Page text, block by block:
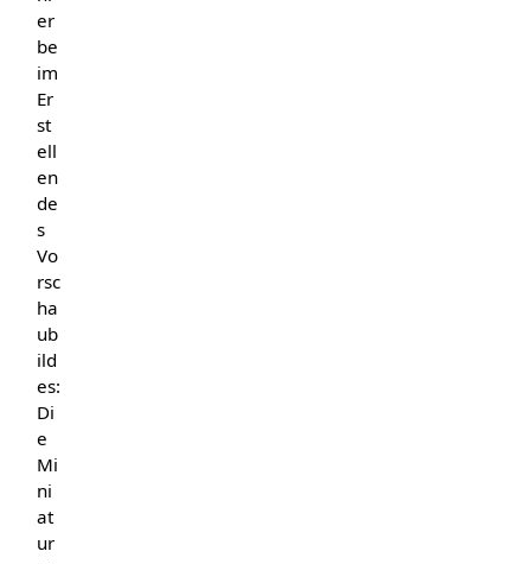
er
be
im
Er
st
ell
en
de
s
Vo
rsc
ha
ub
ild
es:
Di
e
Mi
ni
at
ur